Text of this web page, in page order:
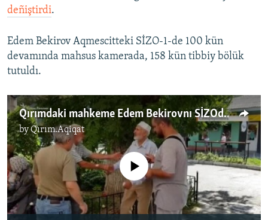
deñiştirdi.
Edem Bekirov Aqmescitteki SİZO-1-de 100 kün
devamında mahsus kamerada, 158 kün tibbiy bölük
tutuldı.
Qırımdaki mahkeme Edem Bekirovnı SİZOdan çıqardı (video)
byQırım.Aqiqat
No media source currently available